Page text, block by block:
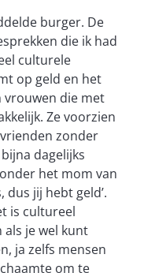
burger. De
die ik had
culturele
op geld en het
vrouwen die met
Ze voorzien
zonder
dagelijks
het mom van
dus jij hebt geld’.
is cultureel
als je wel kunt
ja zelfs mensen
om te